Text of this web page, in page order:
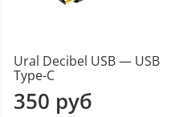
Ural Decibel USB — USB
Type-C
350 руб